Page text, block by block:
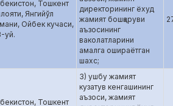
Тошкент
Янгийўл
Ойбек кучаси,
уй.
директорининг ёхуд
жамият бошқаруви
аъзосининг
ваколатларини
амалга ошираётган
шахс;
Тошкент
3) ушбу жамият
кузатув кенгашининг
аъзоси, жамият